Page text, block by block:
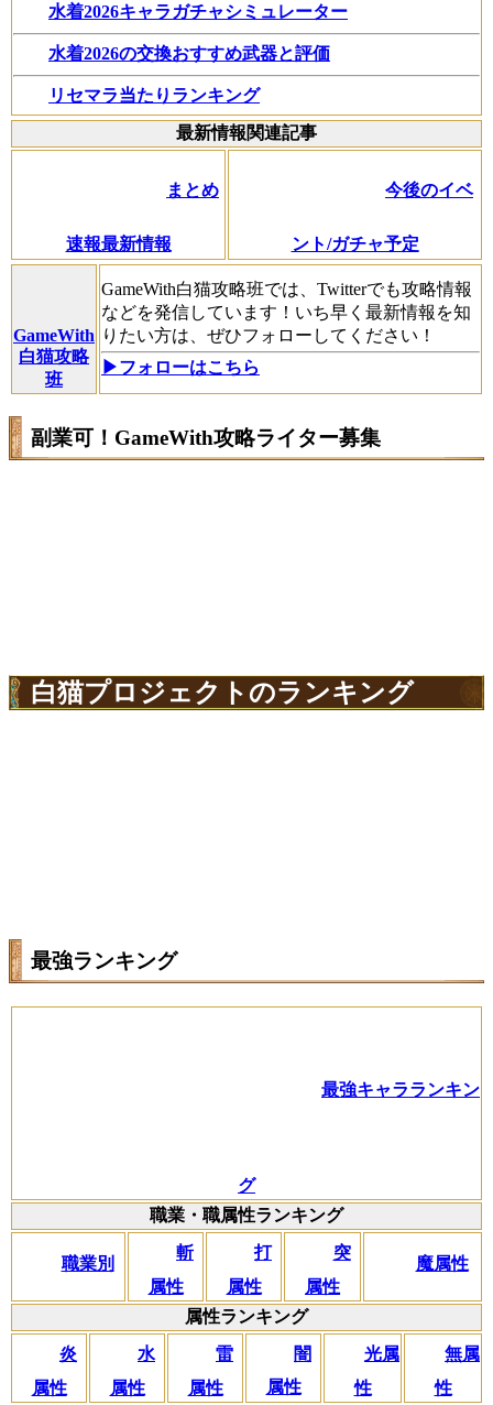
水着2026キャラガチャシミュレーター
水着2026の交換おすすめ武器と評価
リセマラ当たりランキング
最新情報関連記事
まとめ
速報最新情報
今後のイベ
ント/ガチャ予定
GameWith
白猫攻略
班
GameWith白猫攻略班では、Twitterでも攻略情報
などを発信しています！いち早く最新情報を知
りたい方は、ぜひフォローしてください！
▶フォローはこちら
副業可！GameWith攻略ライター募集
白猫プロジェクトのランキング
最強ランキング
最強キャラランキン
グ
職業・職属性ランキング
職業別
斬
属性
打
属性
突
属性
魔属性
属性ランキング
炎
属性
水
属性
雷
属性
闇
属性
光属
性
無属
性